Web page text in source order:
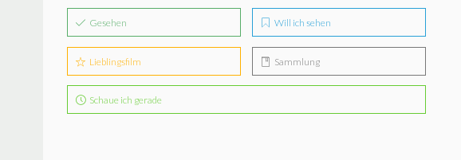
Gesehen Will ich sehen
Lieblingsfilm Sammlung
Schaue ich gerade